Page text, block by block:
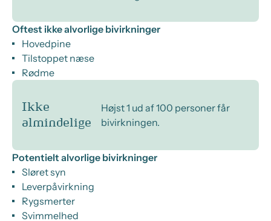
Oftest ikke alvorlige bivirkninger
Hovedpine
Tilstoppet næse
Rødme
Ikke
almindelige
Højst 1 ud af 100 personer får
bivirkningen.
Potentielt alvorlige bivirkninger
Sløret syn
Leverpåvirkning
Rygsmerter
Svimmelhed